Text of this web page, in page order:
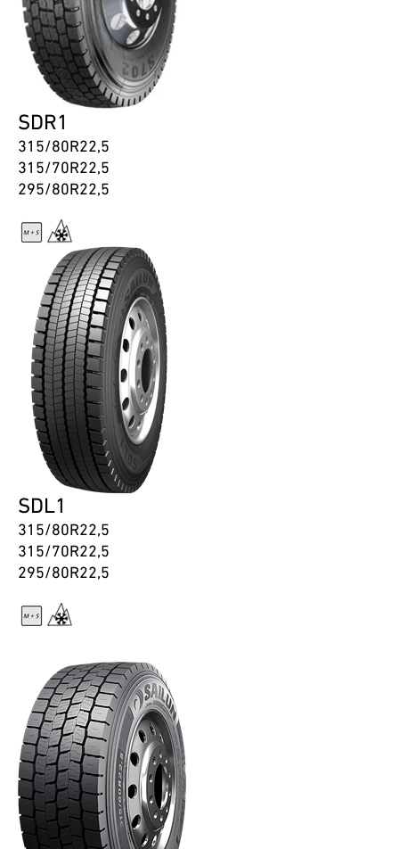
SDR1
315/80R22,5
315/70R22,5
295/80R22,5
SDL1
315/80R22,5
315/70R22,5
295/80R22,5